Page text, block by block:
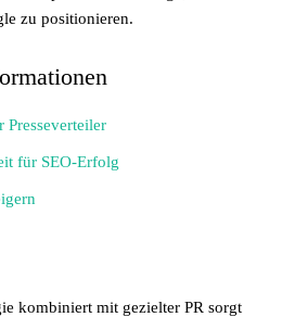
zu positionieren.
Presseverteiler
für SEO-Erfolg
kombiniert mit gezielter PR sorgt